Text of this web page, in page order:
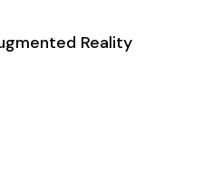
Reality